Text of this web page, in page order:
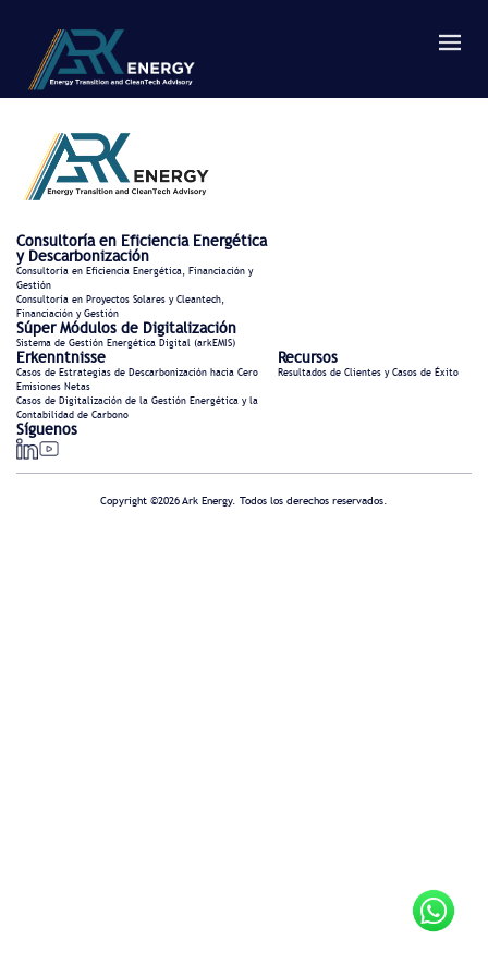
Consultoría en Eficiencia Energética
y Descarbonización
Consultoría en Eficiencia Energética, Financiación y
Gestión
Consultoría en Proyectos Solares y Cleantech,
Financiación y Gestión
Súper Módulos de Digitalización
Sistema de Gestión Energética Digital (arkEMIS)
Erkenntnisse
Casos de Estrategias de Descarbonización hacia Cero
Emisiones Netas
Casos de Digitalización de la Gestión Energética y la
Contabilidad de Carbono
Recursos
Resultados de Clientes y Casos de Éxito
Síguenos
Copyright ©2026 Ark Energy. Todos los derechos reservados.